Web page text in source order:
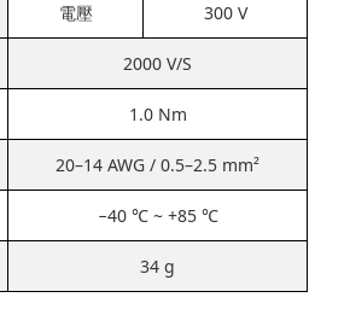
電壓 300 V
2000 V/S
1.0 Nm
20–14 AWG / 0.5–2.5 mm²
−40 ℃ ~ +85 ℃
34 g